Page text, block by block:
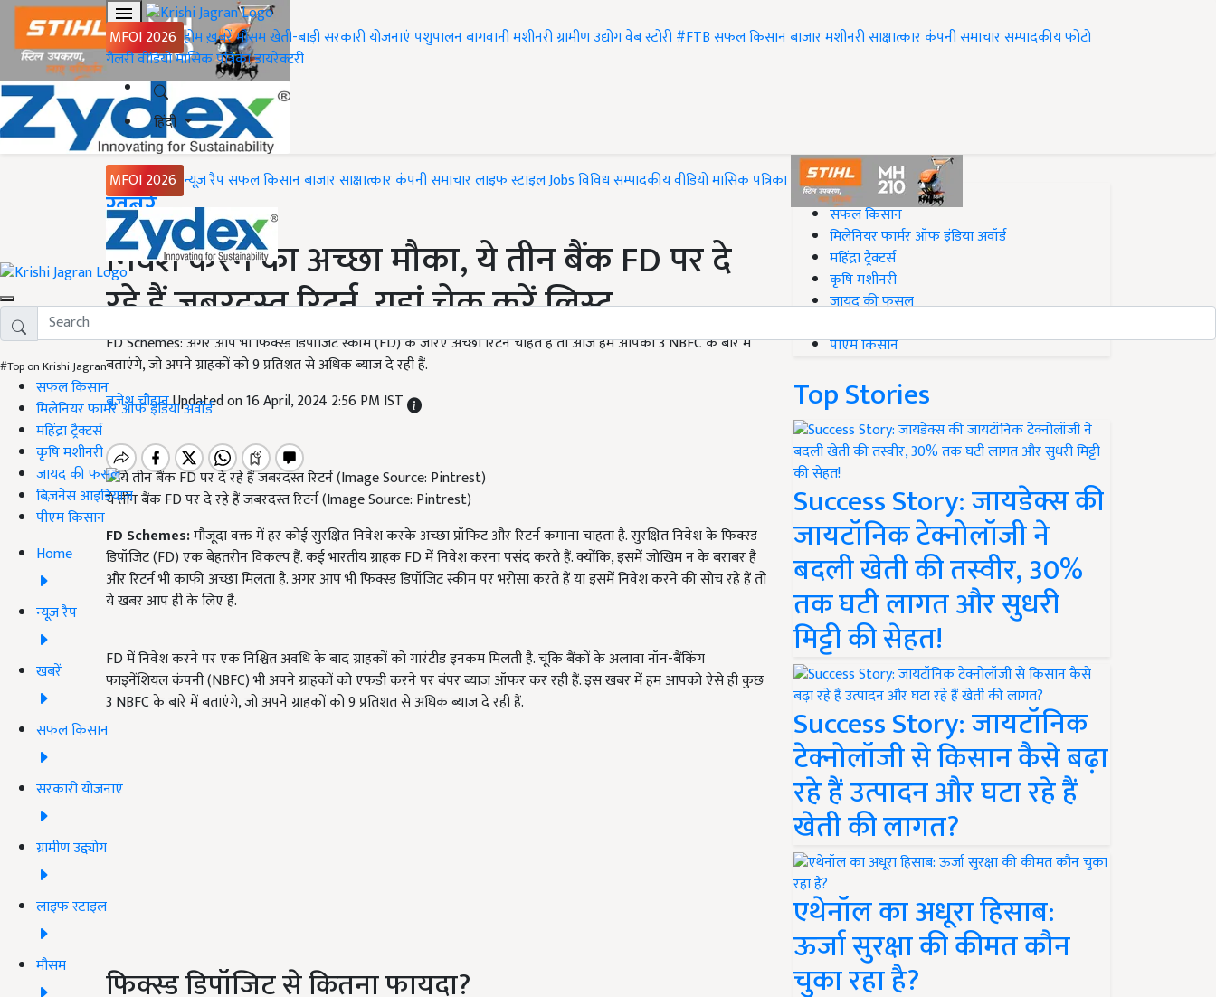
MFOI 2026 होमख़बरेंमौसमखेती-बाड़ीसरकारी योजनाएंपशुपालनबागवानीमशीनरीग्रामीण उद्योगवेब स्टोरी#FTBसफल किसानबाजारमशीनरीसाक्षात्कारकंपनी समाचारसम्पादकीयफोटो
गैलरीवीडियोमासिक पत्रिकाडायरेक्टरी
हिंदी
MFOI 2026 न्यूज़ रैपसफल किसानबाजारसाक्षात्कारकंपनी समाचारलाइफ स्टाइलJobsविविधसम्पादकीयवीडियोमासिक पत्रिका
#Top on Krishi Jagran
सफल किसान
मिलेनियर फार्मर ऑफ इंडिया अवॉर्ड
महिंद्रा ट्रैक्टर्स
कृषि मशीनरी
जायद की फसल
बिज़नेस आइडियाज
पीएम किसान
Home
न्यूज़ रैप
खबरें
सफल किसान
सरकारी योजनाएं
ग्रामीण उद्द्योग
लाइफ स्टाइल
मौसम
Home
ख़बरें
निवेश करने का अच्छा मौका, ये तीन बैंक FD पर दे
रहे हैं जबरदस्त रिटर्न, यहां चेक करें लिस्ट
FD Schemes: अगर आप भी फिक्स्ड डिपॉजिट स्कीम (FD) के जरिए अच्छा रिटर्न चाहते हैं तो आज हम आपको 3 NBFC के बारे में
बताएंगे, जो अपने ग्राहकों को 9 प्रतिशत से अधिक ब्याज दे रही हैं.
बृजेश चौहानUpdated on 16 April, 2024 2:56 PM IST
ये तीन बैंक FD पर दे रहे हैं जबरदस्त रिटर्न (Image Source: Pintrest)
FD Schemes:मौजूदा वक्त में हर कोई सुरक्षित निवेश करके अच्छा प्रॉफिट और रिटर्न कमाना चाहता है. सुरक्षित निवेश के फिक्स्ड
डिपॉजिट (FD) एक बेहतरीन विकल्प हैं. कई भारतीय ग्राहक FD में निवेश करना पसंद करते हैं. क्योंकि, इसमें जोखिम न के बराबर है
और रिटर्न भी काफी अच्छा मिलता है. अगर आप भी फिक्स्ड डिपॉजिट स्कीम पर भरोसा करते हैं या इसमें निवेश करने की सोच रहे हैं तो
ये खबर आप ही के लिए है.
FD में निवेश करने पर एक निश्चित अवधि के बाद ग्राहकों को गारंटीड इनकम मिलती है. चूंकि बैंकों के अलावा नॉन-बैंकिंग
फाइनेंशियल कंपनी (NBFC) भी अपने ग्राहकों को एफडी करने पर बंपर ब्याज ऑफर कर रही हैं. इस खबर में हम आपको ऐसे ही कुछ
3 NBFC के बारे में बताएंगे, जो अपने ग्राहकों को 9 प्रतिशत से अधिक ब्याज दे रही हैं.
फिक्स्ड डिपॉजिट से कितना फायदा?
#Top on Krishi Jagran
सफल किसान
मिलेनियर फार्मर ऑफ इंडिया अवॉर्ड
महिंद्रा ट्रैक्टर्स
कृषि मशीनरी
जायद की फसल
पीएम किसान
Top Stories
Success Story: जायडेक्स की
जायटॉनिक टेक्नोलॉजी ने
बदली खेती की तस्वीर, 30%
तक घटी लागत और सुधरी
मिट्टी की सेहत!
Success Story: जायटॉनिक
टेक्नोलॉजी से किसान कैसे बढ़ा
रहे हैं उत्पादन और घटा रहे हैं
खेती की लागत?
एथेनॉल का अधूरा हिसाब:
ऊर्जा सुरक्षा की कीमत कौन
चुका रहा है?